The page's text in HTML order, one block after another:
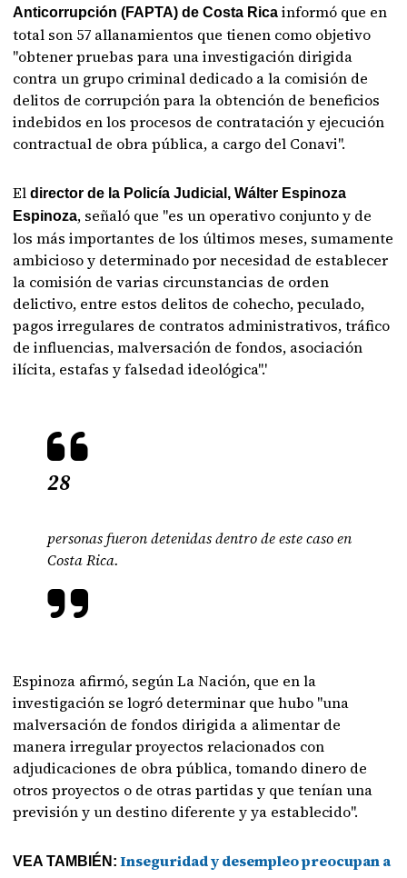
Anticorrupción (FAPTA) de Costa Rica informó que en
total son 57 allanamientos que tienen como objetivo
"obtener pruebas para una investigación dirigida
contra un grupo criminal dedicado a la comisión de
delitos de corrupción para la obtención de beneficios
indebidos en los procesos de contratación y ejecución
contractual de obra pública, a cargo del Conavi".
Eldirector de la Policía Judicial, Wálter Espinoza
Espinoza, señaló que "es un operativo conjunto y de
los más importantes de los últimos meses, sumamente
ambicioso y determinado por necesidad de establecer
la comisión de varias circunstancias de orden
delictivo, entre estos delitos de cohecho, peculado,
pagos irregulares de contratos administrativos, tráfico
de influencias, malversación de fondos, asociación
ilícita, estafas y falsedad ideológica".'
28
personas fueron detenidas dentro de este caso en
Costa Rica.
Espinoza afirmó, según La Nación, que en la
investigación se logró determinar que hubo "una
malversación de fondos dirigida a alimentar de
manera irregular proyectos relacionados con
adjudicaciones de obra pública, tomando dinero de
otros proyectos o de otras partidas y que tenían una
previsión y un destino diferente y ya establecido".
VEA TAMBIÉN: Inseguridad y desempleo preocupan a